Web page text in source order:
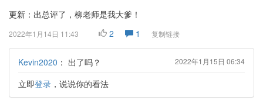
更新：出总评了，柳老师是我大爹！
2022年1月14日 11:43 2 1 复制链接
Kevin2020 ： 出了吗？ 2022年1月15日 06:34
立即登录 ，说说你的看法